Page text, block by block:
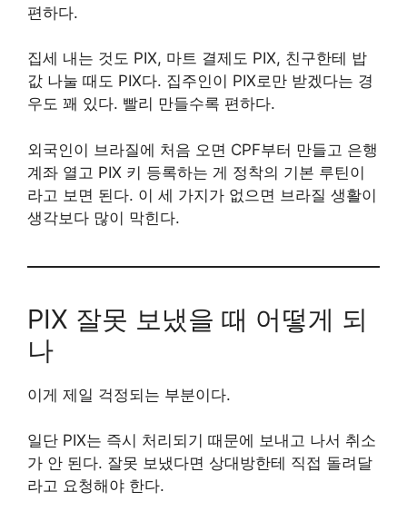
편하다.
집세 내는 것도 PIX, 마트 결제도 PIX, 친구한테 밥
값 나눌 때도 PIX다. 집주인이 PIX로만 받겠다는 경
우도 꽤 있다. 빨리 만들수록 편하다.
외국인이 브라질에 처음 오면 CPF부터 만들고 은행
계좌 열고 PIX 키 등록하는 게 정착의 기본 루틴이
라고 보면 된다. 이 세 가지가 없으면 브라질 생활이
생각보다 많이 막힌다.
PIX 잘못 보냈을 때 어떻게 되
나
이게 제일 걱정되는 부분이다.
일단 PIX는 즉시 처리되기 때문에 보내고 나서 취소
가 안 된다. 잘못 보냈다면 상대방한테 직접 돌려달
라고 요청해야 한다.